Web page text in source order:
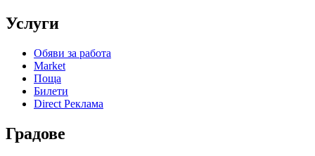
Услуги
Обяви за работа
Market
Поща
Билети
Direct Реклама
Градове